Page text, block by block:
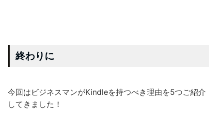
終わりに
今回はビジネスマンがKindleを持つべき理由を5つご紹介
してきました！